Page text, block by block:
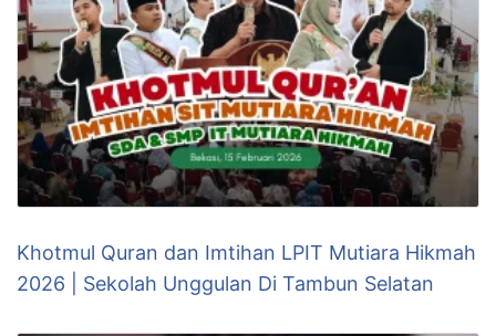
Khotmul Quran dan Imtihan LPIT Mutiara Hikmah
2026 | Sekolah Unggulan Di Tambun Selatan